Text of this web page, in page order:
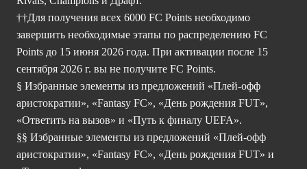
††Для получения всех 6000 FC Points необходимо
завершить необходимые этапы по распределению FC
Points до 15 июня 2026 года. При активации после 15
сентября 2026 г. вы не получите FC Points.
§ Избранные элементы из предложений «Плей-офф
аристократии», «Fantasy FC», «День рождения FUT»,
«Ответить на вызов» и «Путь к финалу UEFA».
§§ Избранные элементы из предложений «Плей-офф
аристократии», «Fantasy FC», «День рождения FUT» и